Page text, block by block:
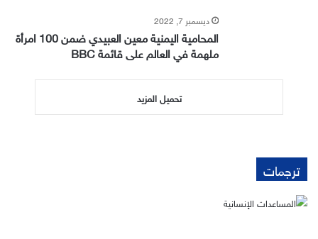
ديسمبر 7, 2022
المحامية اليمنية معين العبيدي ضمن 100 امرأة
ملهمة في العالم على قائمة BBC
تحميل المزيد
ترجمات